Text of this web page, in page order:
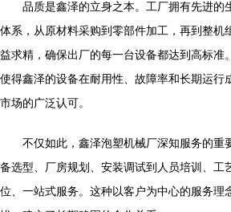
品质是鑫泽的立身之本。工厂拥有先进的
体系，从原材料采购到零部件加工，再到整机
益求精，确保出厂的每一台设备都达到高标准
使得鑫泽的设备在耐用性、故障率和长期运行
市场的广泛认可。
不仅如此，鑫泽泡塑机械厂深知服务的重
备选型、厂房规划、安装调试到人员培训、工
位、一站式服务。这种以客户为中心的服务理